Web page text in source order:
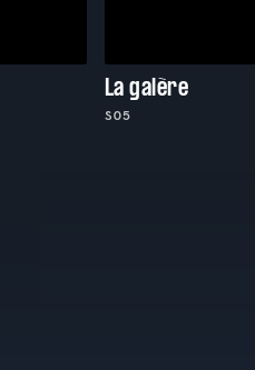
La galère
S05